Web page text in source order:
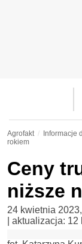
Agrofakt Informacje
rokiem
Ceny
niższe
24 kwietnia 2023,
| aktualizacja: 12